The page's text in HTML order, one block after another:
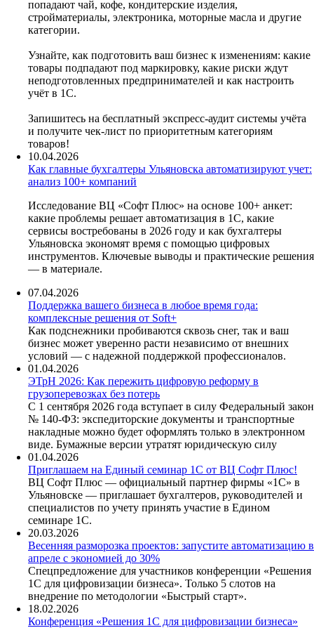
попадают чай, кофе, кондитерские изделия,
стройматериалы, электроника, моторные масла и другие
категории.
Узнайте, как подготовить ваш бизнес к изменениям: какие
товары подпадают под маркировку, какие риски ждут
неподготовленных предпринимателей и как настроить
учёт в 1С.
Запишитесь на бесплатный экспресс-аудит системы учёта
и получите чек-лист по приоритетным категориям
товаров!
10.04.2026
Как главные бухгалтеры Ульяновска автоматизируют учет:
анализ 100+ компаний
Исследование ВЦ «Софт Плюс» на основе 100+ анкет:
какие проблемы решает автоматизация в 1С, какие
сервисы востребованы в 2026 году и как бухгалтеры
Ульяновска экономят время с помощью цифровых
инструментов. Ключевые выводы и практические решения
— в материале.
07.04.2026
Поддержка вашего бизнеса в любое время года:
комплексные решения от Soft+
Как подснежники пробиваются сквозь снег, так и ваш
бизнес может уверенно расти независимо от внешних
условий — с надежной поддержкой профессионалов.
01.04.2026
ЭТрН 2026: Как пережить цифровую реформу в
грузоперевозках без потерь
С 1 сентября 2026 года вступает в силу Федеральный закон
№ 140-ФЗ: экспедиторские документы и транспортные
накладные можно будет оформлять только в электронном
виде. Бумажные версии утратят юридическую силу
01.04.2026
Приглашаем на Единый семинар 1С от ВЦ Софт Плюс!
ВЦ Софт Плюс — официальный партнер фирмы «1С» в
Ульяновске — приглашает бухгалтеров, руководителей и
специалистов по учету принять участие в Едином
семинаре 1С.
20.03.2026
Весенняя разморозка проектов: запустите автоматизацию в
апреле с экономией до 30%
Спецпредложение для участников конференции «Решения
1С для цифровизации бизнеса». Только 5 слотов на
внедрение по методологии «Быстрый старт».
18.02.2026
Конференция «Решения 1С для цифровизации бизнеса»